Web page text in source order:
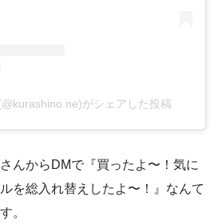
がシェアした投稿
んからDMで『買ったよ〜！気に
を総入れ替えしたよ〜！』なんて
。